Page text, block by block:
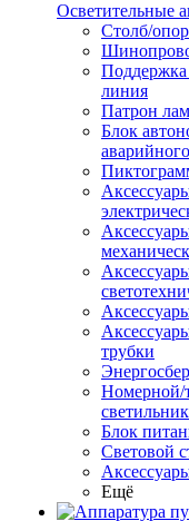
Осветительные
Столб/
Поддержка
линия
Патрон
Блок
трубки
Номерной/
Блок
Световой
Ещё